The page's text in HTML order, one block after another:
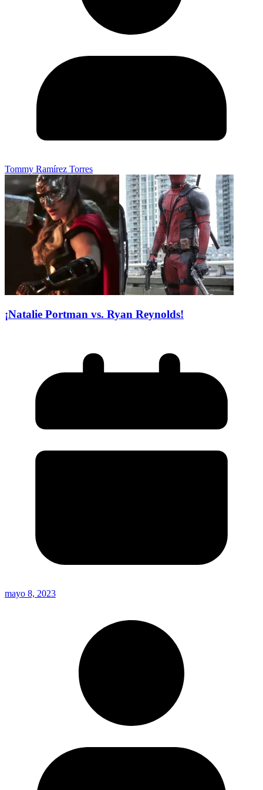
Tommy Ramírez Torres
¡Natalie Portman vs. Ryan Reynolds!
mayo 8, 2023